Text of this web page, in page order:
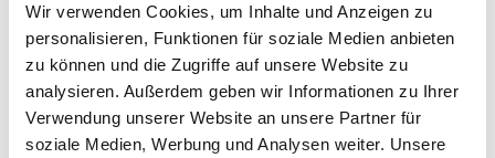
Wir verwenden Cookies, um Inhalte und Anzeigen zu
personalisieren, Funktionen für soziale Medien anbieten
zu können und die Zugriffe auf unsere Website zu
analysieren. Außerdem geben wir Informationen zu Ihrer
Verwendung unserer Website an unsere Partner für
soziale Medien, Werbung und Analysen weiter. Unsere
Dies könnte Sie auch interessieren